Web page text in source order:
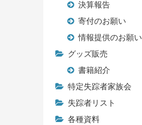
決算報告
寄付のお願い
情報提供のお願い
グッズ販売
書籍紹介
特定失踪者家族会
失踪者リスト
各種資料